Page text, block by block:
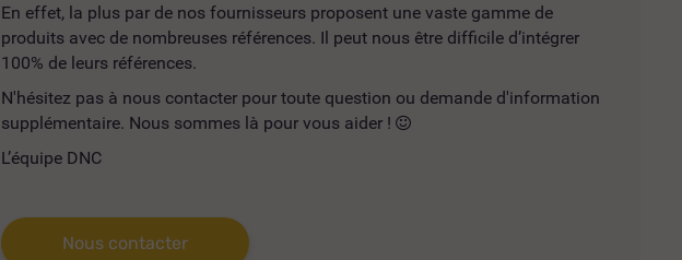
En effet, la plus par de nos fournisseurs proposent une vaste gamme de
produits avec de nombreuses références. Il peut nous être difficile d’intégrer
100% de leurs références.
N'hésitez pas à nous contacter pour toute question ou demande d'information
supplémentaire. Nous sommes là pour vous aider !
L’équipe DNC
Nous contacter